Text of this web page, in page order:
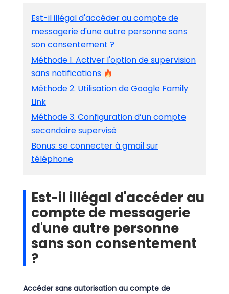
Est-il illégal d'accéder au compte de
messagerie d'une autre personne sans
son consentement ?
Méthode 1. Activer l'option de supervision
sans notifications
Méthode 2. Utilisation de Google Family
Link
Méthode 3. Configuration d’un compte
secondaire supervisé
Bonus: se connecter à gmail sur
téléphone
Est-il illégal d'accéder au
compte de messagerie
d'une autre personne
sans son consentement
?
Accéder sans autorisation au compte de